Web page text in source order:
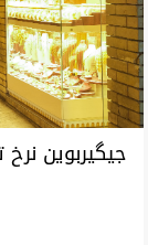
جیگیربوین نرخ